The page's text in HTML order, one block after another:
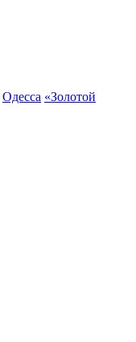
Одесса «Золотой